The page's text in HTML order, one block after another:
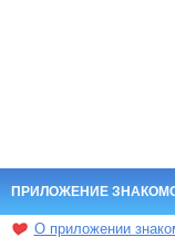
ПРИЛОЖЕНИЕ
О приложении